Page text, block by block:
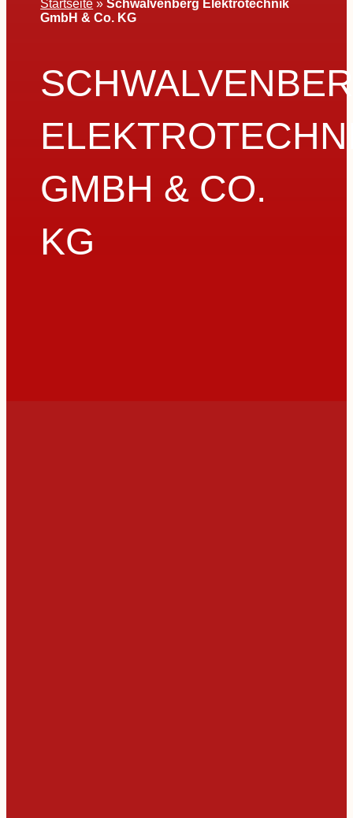
Startseite »Schwalvenberg Elektrotechnik
GmbH & Co. KG
GMBH & CO.
KG